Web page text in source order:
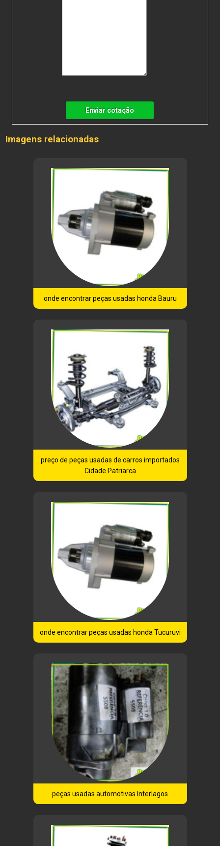
Enviar cotação
Imagens relacionadas
onde encontrar peças usadas honda Bauru
preço de peças usadas de carros importados
Cidade Patriarca
onde encontrar peças usadas honda Tucuruvi
peças usadas automotivas Interlagos